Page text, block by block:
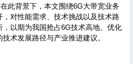
此背景下，本文围绕6G大带宽业务
对性能需求、技术挑战以及技术路
以期为我国抢占6G技术高地、优化
术发展路径与产业推进建议。